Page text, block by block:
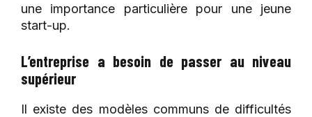
une importance particulière pour une jeune
start-up.
L’entreprise a besoin de passer au niveau
supérieur
Il existe des modèles communs de difficultés